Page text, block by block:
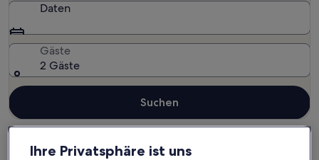
Daten
Gäste
2 Gäste
Suchen
Ihre Privatsphäre ist uns